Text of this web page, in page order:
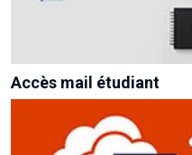
Accès mail étudiant